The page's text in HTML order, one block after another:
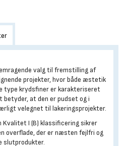
valg til fremstilling af
projekter, hvor både æstetik
type krydsfiner er karakteriseret
betyder, at den er pudset og i
velegnet til lakeringsprojekter.
Kvalitet I (B) klassificering sikrer
overflade, der er næsten fejlfri og
slutprodukter.